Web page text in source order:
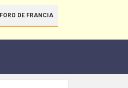
FORO DE FRANCIA